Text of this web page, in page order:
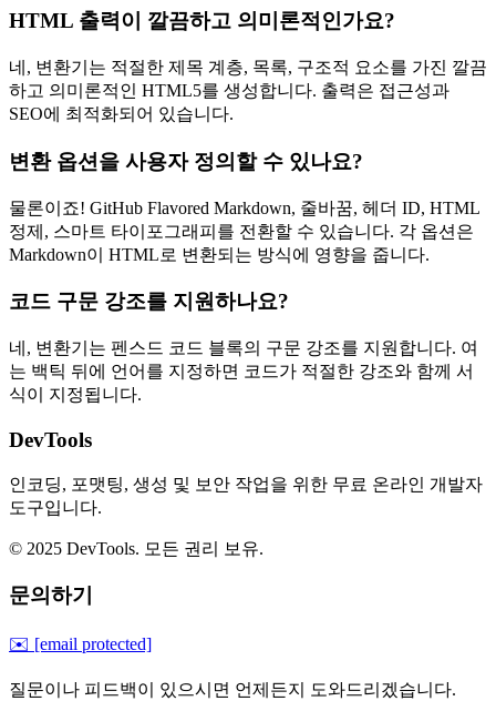
HTML 출력이 깔끔하고 의미론적인가요?
네, 변환기는 적절한 제목 계층, 목록, 구조적 요소를 가진 깔끔
하고 의미론적인 HTML5를 생성합니다. 출력은 접근성과
SEO에 최적화되어 있습니다.
변환 옵션을 사용자 정의할 수 있나요?
물론이죠! GitHub Flavored Markdown, 줄바꿈, 헤더 ID, HTML
정제, 스마트 타이포그래피를 전환할 수 있습니다. 각 옵션은
Markdown이 HTML로 변환되는 방식에 영향을 줍니다.
코드 구문 강조를 지원하나요?
네, 변환기는 펜스드 코드 블록의 구문 강조를 지원합니다. 여
는 백틱 뒤에 언어를 지정하면 코드가 적절한 강조와 함께 서
식이 지정됩니다.
DevTools
인코딩, 포맷팅, 생성 및 보안 작업을 위한 무료 온라인 개발자
도구입니다.
© 2025 DevTools. 모든 권리 보유.
문의하기
✉️ [email protected]
질문이나 피드백이 있으시면 언제든지 도와드리겠습니다.